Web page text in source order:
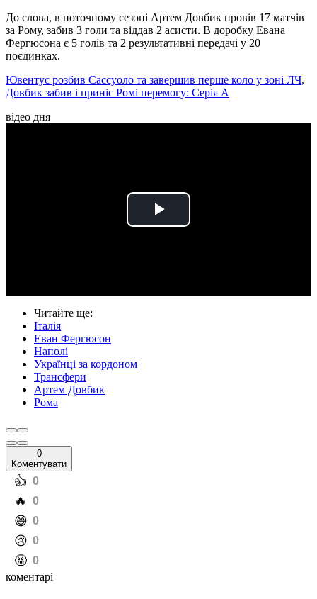
До слова, в поточному сезоні Артем Довбик провів 17 матчів
за Рому, забив 3 голи та віддав 2 асисти. В доробку Евана
Фергюсона є 5 голів та 2 результативні передачі у 20
поєдинках.
Ювентус розбив Сассуоло та завершив перше коло у зоні ЛЧ,
Довбик забив і приніс Ромі перемогу: Серія А
відео дня
Play
Читайте ще:
Італія
Еван Фергюсон
Наполі
Українці за кордоном
Трансфери
Артем Довбик
Рома
0
Коментувати
️👍 0
️🔥 0
️😄 0
️😢 0
️🤬 0
коментарі